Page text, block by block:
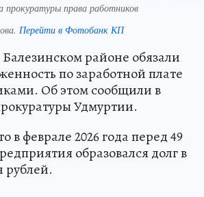
прокуратуры права работников
Перейти в Фотобанк КП
районе обязали
по заработной плате
Об этом сообщили в
Удмуртии.
в феврале 2026 года перед 49
образовался долг в
рублей.